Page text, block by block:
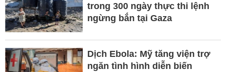
trong 300 ngày thực thi lệnh
ngừng bắn tại Gaza
Dịch Ebola: Mỹ tăng viện trợ
ngăn tình hình diễn biến